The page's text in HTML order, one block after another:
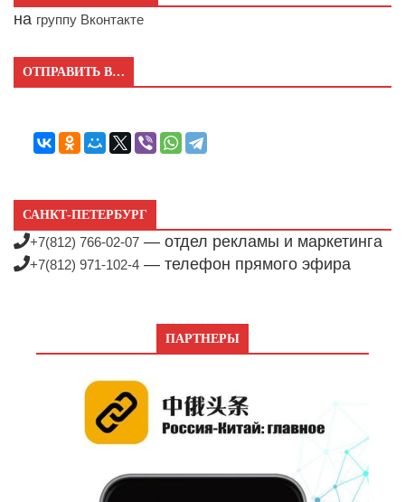
на группу Вконтакте
ОТПРАВИТЬ В…
САНКТ-ПЕТЕРБУРГ
+7(812) 766-02-07 — отдел рекламы и маркетинга
+7(812) 971-102-4 — телефон прямого эфира
ПАРТНЕРЫ